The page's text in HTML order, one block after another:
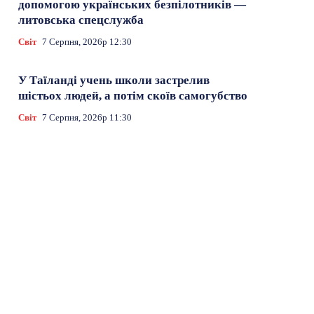
допомогою українських безпілотників —
литовська спецслужба
Світ 7 Серпня, 2026р 12:30
У Таїланді учень школи застрелив
шістьох людей, а потім скоїв самогубство
Світ 7 Серпня, 2026р 11:30